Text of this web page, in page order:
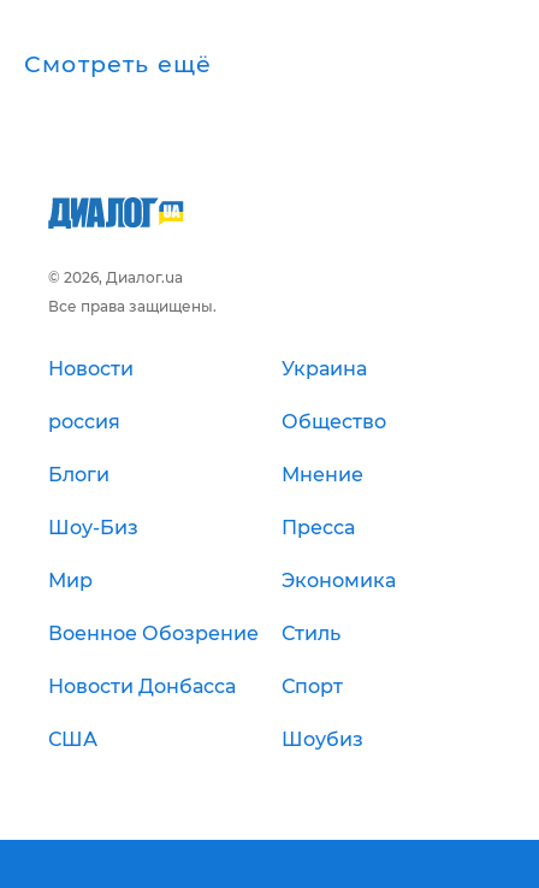
Смотреть ещё
© 2026, Диалог.ua
Все права защищены.
Новости Украина
россия Общество
Блоги Мнение
Шоу-Биз Пресса
Мир Экономика
Военное Обозрение Стиль
Новости Донбасса Спорт
США Шоубиз